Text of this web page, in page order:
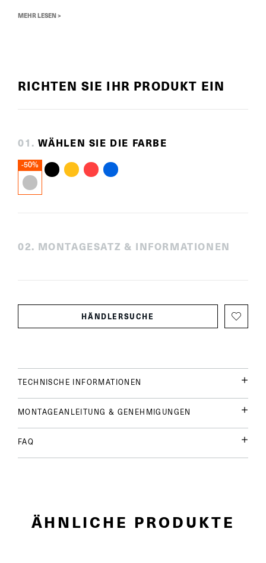
MEHR LESEN >
RICHTEN SIE IHR PRODUKT EIN
01 . WÄHLEN SIE DIE FARBE
-50%
02. MONTAGESATZ & INFORMATIONEN
HÄNDLERSUCHE
TECHNISCHE INFORMATIONEN
MONTAGEANLEITUNG & GENEHMIGUNGEN
FAQ
ÄHNLICHE PRODUKTE